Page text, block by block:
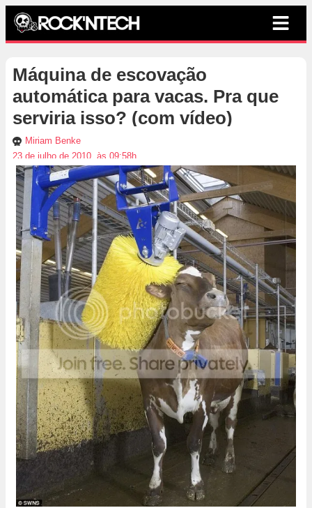
Máquina de escovação
automática para vacas. Pra que
serviria isso? (com vídeo)
Miriam Benke
23 de julho de 2010, às 09:58h